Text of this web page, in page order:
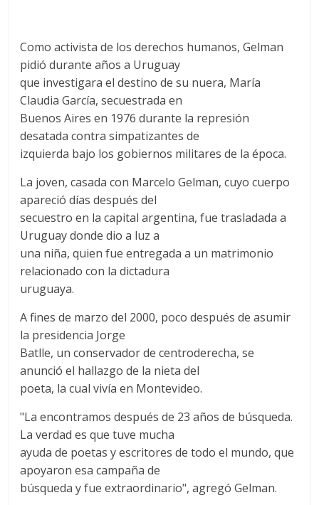
Como activista de los derechos humanos, Gelman
pidió durante años a Uruguay
que investigara el destino de su nuera, María
Claudia García, secuestrada en
Buenos Aires en 1976 durante la represión
desatada contra simpatizantes de
izquierda bajo los gobiernos militares de la época.
La joven, casada con Marcelo Gelman, cuyo cuerpo
apareció días después del
secuestro en la capital argentina, fue trasladada a
Uruguay donde dio a luz a
una niña, quien fue entregada a un matrimonio
relacionado con la dictadura
uruguaya.
A fines de marzo del 2000, poco después de asumir
la presidencia Jorge
Batlle, un conservador de centroderecha, se
anunció el hallazgo de la nieta del
poeta, la cual vivía en Montevideo.
"La encontramos después de 23 años de búsqueda.
La verdad es que tuve mucha
ayuda de poetas y escritores de todo el mundo, que
apoyaron esa campaña de
búsqueda y fue extraordinario", agregó Gelman.